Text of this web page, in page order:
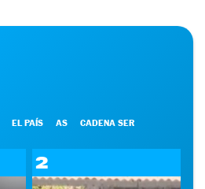
EL PAÍS AS CADENA SER
2